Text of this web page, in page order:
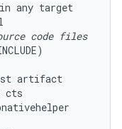
any target
code files
artifact
cts